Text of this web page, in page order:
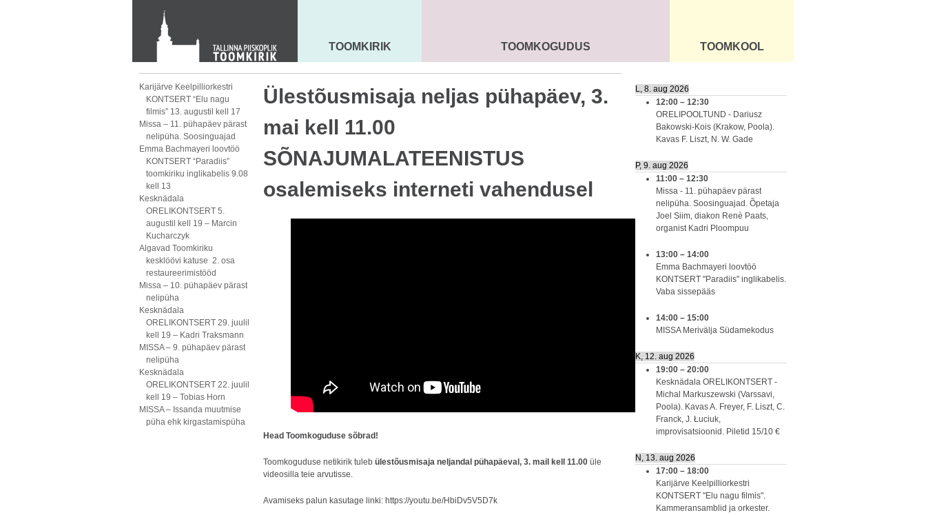
KONTAKT
Toom-Kooli 6, 10130 TALLINN
tallinna.toom@eelk.ee
MAARJA KIRIK
TOOMKIRIK SEENIORID KOGUDUS
TOOMKOGUDUS ÜLDINFO
TOOMKOOL
Karijärve Keelpilliorkestri
KONTSERT “Elu nagu
filmis” 13. augustil kell 17
Missa – 11. pühapäev pärast
nelipüha. Soosinguajad
Emma Bachmayeri loovtöö
KONTSERT “Paradiis”
toomkiriku inglikabelis 9.08
kell 13
Kesknädala
ORELIKONTSERT 5.
augustil kell 19 – Marcin
Kucharczyk
Algavad Toomkiriku
kesklöövi katuse 2. osa
restaureerimistööd
Missa – 10. pühapäev pärast
nelipüha
Kesknädala
ORELIKONTSERT 29. juulil
kell 19 – Kadri Traksmann
MISSA – 9. pühapäev pärast
nelipüha
Kesknädala
ORELIKONTSERT 22. juulil
kell 19 – Tobias Horn
MISSA – Issanda muutmise
püha ehk kirgastamispüha
Ülestõusmisaja neljas pühapäev, 3.
mai kell 11.00
SÕNAJUMALATEENISTUS
osalemiseks interneti vahendusel
Head Toomkoguduse sõbrad!
Toomkoguduse netikirik tuleb ülestõusmisaja neljandal pühapäeval, 3. mail kell 11.00 üle
videosilla teie arvutisse.
Avamiseks palun kasutage linki: https://youtu.be/HbiDv5V5D7k
L, 8. aug 2026
12:00 – 12:30
ORELIPOOLTUND - Dariusz
Bakowski-Kois (Krakow, Poola).
Kavas F. Liszt, N. W. Gade
P, 9. aug 2026
11:00 – 12:30
Missa - 11. pühapäev pärast
nelipüha. Soosinguajad. Õpetaja
Joel Siim, diakon Renè Paats,
organist Kadri Ploompuu
13:00 – 14:00
Emma Bachmayeri loovtöö
KONTSERT "Paradiis" inglikabelis.
Vaba sissepääs
14:00 – 15:00
MISSA Merivälja Südamekodus
K, 12. aug 2026
19:00 – 20:00
Kesknädala ORELIKONTSERT -
Michal Markuszewski (Varssavi,
Poola). Kavas A. Freyer, F. Liszt, C.
Franck, J. Łuciuk,
improvisatsioonid. Piletid 15/10 €
N, 13. aug 2026
17:00 – 18:00
Karijärve Keelpilliorkestri
KONTSERT "Elu nagu filmis".
Kammeransamblid ja orkester.